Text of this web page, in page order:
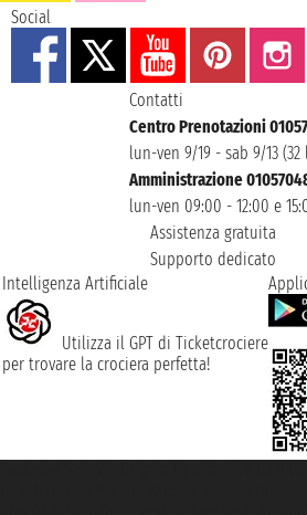
Social
Contatti
Centro Prenotazioni
lun-ven 9/19 - sab 9/13 (32
Amministrazione
lun-ven 09:00 - 12:00 e
Assistenza gratuita
Supporto dedicato
Intelligenza Artificiale
Utilizza il GPT di Ticketcrociere
per trovare la crociera perfetta!